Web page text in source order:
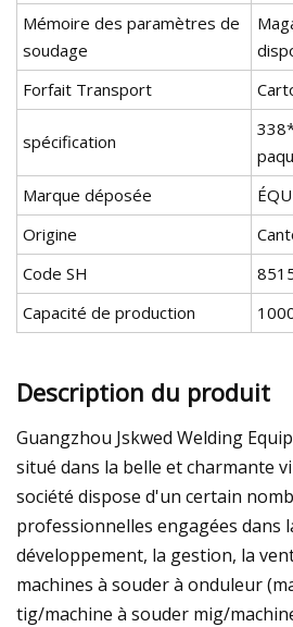
Mémoire des paramètres de
soudage
Forfait Transport
spécification
Marque déposée
Origine
Code SH
Capacité de production
Description du produit
Guangzhou Jskwed Welding
situé dans la belle et charmante
société dispose d'un certain
professionnelles engagées dans
développement, la gestion, la
machines à souder à onduleur
tig/machine à souder mig/